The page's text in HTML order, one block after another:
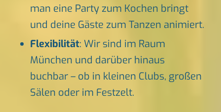
man eine Party zum Kochen bringt
und deine Gäste zum Tanzen animiert.
Flexibilität: Wir sind im Raum
München und darüber hinaus
buchbar – ob in kleinen Clubs, großen
Sälen oder im Festzelt.